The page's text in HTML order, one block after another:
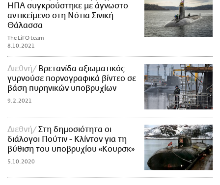
ΗΠΑ συγκρούστηκε με άγνωστο
αντικείμενο στη Νότια Σινική
Θάλασσα
The LiFO team
8.10.2021
Διεθνή
Βρετανίδα αξιωματικός
γυρνούσε πορνογραφικά βίντεο σε
βάση πυρηνικών υποβρυχίων
9.2.2021
Διεθνή
Στη δημοσιότητα οι
διάλογοι Πούτιν - Κλίντον για τη
βύθιση του υποβρυχίου «Κουρσκ»
5.10.2020